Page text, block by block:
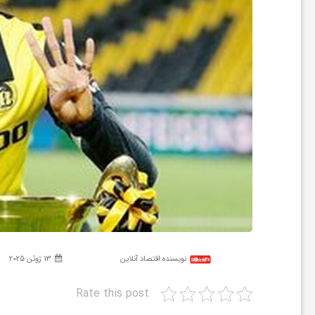
نویسنده:اقتصاد آنلاین 13 ژوئن 2025
Rate this post